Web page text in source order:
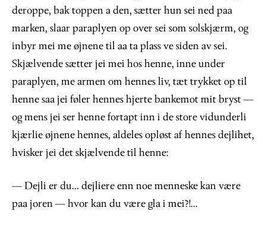
deroppe, bak toppen a den, sætter hun sei ned paa
marken, slaar paraplyen op over sei som solskjærm, og
inbyr mei me øjnene til aa ta plass ve siden av sei.
Skjælvende sætter jei mei hos henne, inne under
paraplyen, me armen om hennes liv, tæt trykket op til
henne saa jei føler hennes hjerte bankemot mit bryst —
og mens jei ser henne fortapt inn i de store vidunderli
kjærlie øjnene hennes, aldeles opløst af hennes dejlihet,
hvisker jei det skjælvende til henne:
— Dejli er du... dejliere enn noe menneske kan være
paa joren — hvor kan du være gla i mei?!...